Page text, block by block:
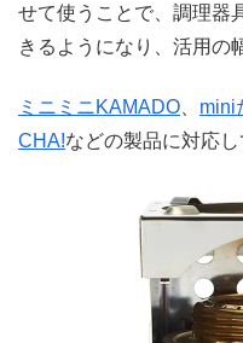
せて使うことで、調理器
きるようになり、活用の
ミニミニKAMADO mini
CHA!などの製品に対応し